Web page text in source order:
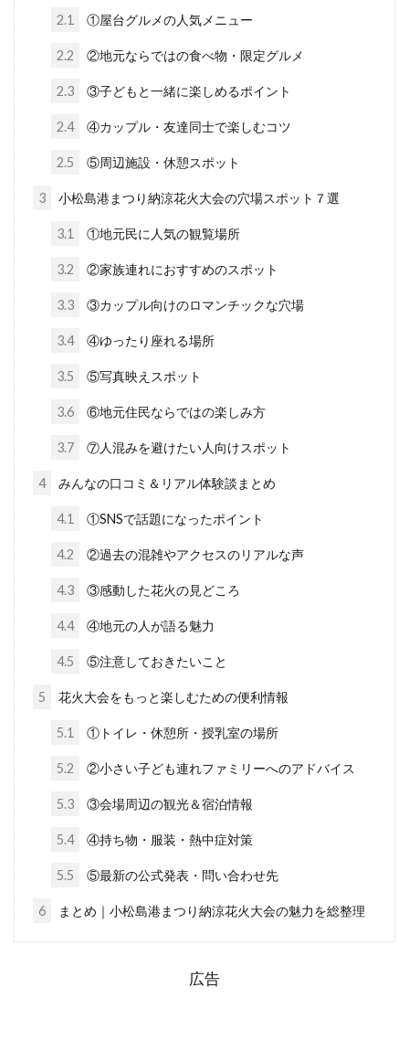
2.1 ①屋台グルメの人気メニュー
2.2 ②地元ならではの食べ物・限定グルメ
2.3 ③子どもと一緒に楽しめるポイント
2.4 ④カップル・友達同士で楽しむコツ
2.5 ⑤周辺施設・休憩スポット
3 小松島港まつり納涼花火大会の穴場スポット７選
3.1 ①地元民に人気の観覧場所
3.2 ②家族連れにおすすめのスポット
3.3 ③カップル向けのロマンチックな穴場
3.4 ④ゆったり座れる場所
3.5 ⑤写真映えスポット
3.6 ⑥地元住民ならではの楽しみ方
3.7 ⑦人混みを避けたい人向けスポット
4 みんなの口コミ＆リアル体験談まとめ
4.1 ①SNSで話題になったポイント
4.2 ②過去の混雑やアクセスのリアルな声
4.3 ③感動した花火の見どころ
4.4 ④地元の人が語る魅力
4.5 ⑤注意しておきたいこと
5 花火大会をもっと楽しむための便利情報
5.1 ①トイレ・休憩所・授乳室の場所
5.2 ②小さい子ども連れファミリーへのアドバイス
5.3 ③会場周辺の観光＆宿泊情報
5.4 ④持ち物・服装・熱中症対策
5.5 ⑤最新の公式発表・問い合わせ先
6 まとめ｜小松島港まつり納涼花火大会の魅力を総整理
広告